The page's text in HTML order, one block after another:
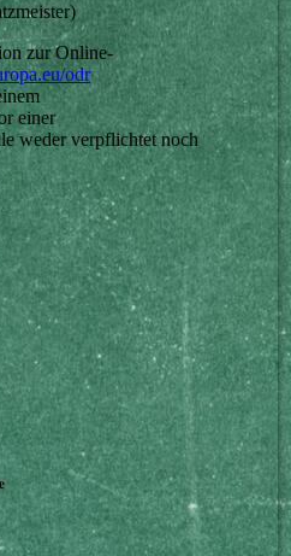
zur Online-
odr
einer
weder verpflichtet noch